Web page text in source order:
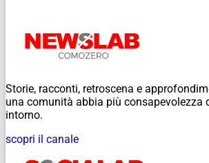
Storie, racconti, retroscena e
una comunità abbia più consapevolezza
intorno.
scopri il canale